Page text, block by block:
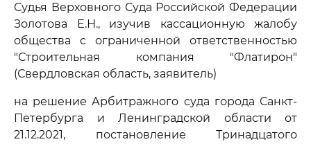
Судья Верховного Суда Российской Федерации
Золотова Е.Н., изучив кассационную жалобу
общества с ограниченной ответственностью
"Строительная компания "Флатирон"
(Свердловская область, заявитель)
на решение Арбитражного суда города Санкт-
Петербурга и Ленинградской области от
21.12.2021, постановление Тринадцатого